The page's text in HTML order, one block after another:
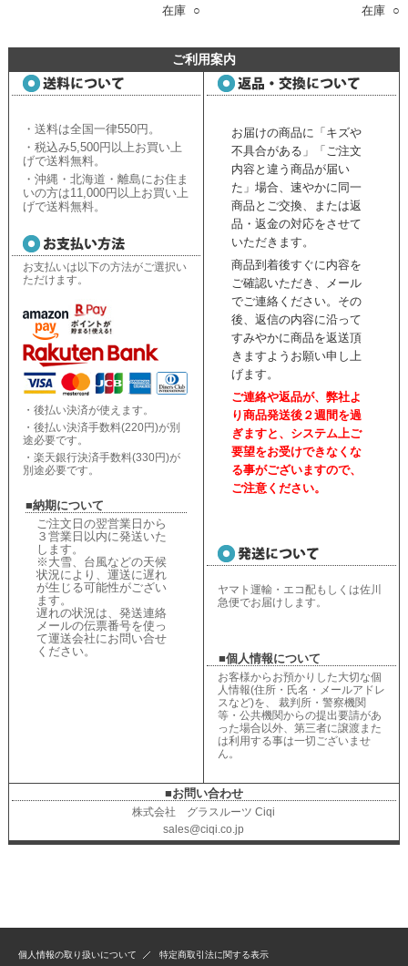
在庫 ○
在庫 ○
ご利用案内
・送料は全国一律550円。
・税込み5,500円以上お買い上
げで送料無料。
・沖縄・北海道・離島にお住ま
いの方は11,000円以上お買い上
げで送料無料。
お支払いは以下の方法がご選択い
ただけます。
・後払い決済が使えます。
・後払い決済手数料(220円)が別
途必要です。
・楽天銀行決済手数料(330円)が
別途必要です。
■納期について
ご注文日の翌営業日から
３営業日以内に発送いた
します。
※大雪、台風などの天候
状況により、 運送に遅れ
が生じる可能性がござい
ます。
遅れの状況は、 発送連絡
メールの伝票番号を使っ
て運送会社にお問い合せ
ください。
お届けの商品に「キズや
不具合がある」「ご注文
内容と違う商品が届い
た」場合、速やかに同一
商品とご交換、または返
品・返金の対応をさせて
いただきます。
商品到着後すぐに内容を
ご確認いただき、
メール
でご連絡ください。 その
後、返信の内容に沿って
すみやかに商品を返送頂
きますようお願い申し上
げます。
ご連絡や返品が、弊社よ
り商品発送後２週間を過
ぎますと、 システム上ご
要望をお受けできなくな
る事がございますので、
ご注意ください。
ヤマト運輸・エコ配もしくは佐川
急便でお届けします。
■個人情報について
お客様からお預かりした大切な個
人情報(住所・氏名・メールアドレ
スなど)を、 裁判所・警察機関
等・公共機関からの提出要請があ
った場合以外、第三者に譲渡また
は利用する事は一切ございませ
ん。
■お問い合わせ
株式会社 グラスルーツ Ciqi
sales@ciqi.co.jp
個人情報の取り扱いについて 特定商取引法に関する表示